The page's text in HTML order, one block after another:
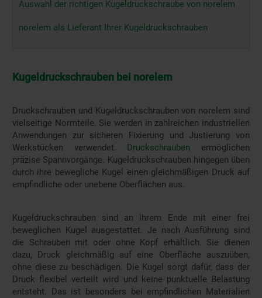
Auswahl der richtigen Kugeldruckschraube von norelem
norelem als Lieferant Ihrer Kugeldruckschrauben
Kugeldruckschrauben bei norelem
Druckschrauben und Kugeldruckschrauben von norelem sind
vielseitige Normteile. Sie werden in zahlreichen industriellen
Anwendungen zur sicheren Fixierung und Justierung von
Werkstücken verwendet. Druckschrauben ermöglichen
präzise Spannvorgänge. Kugeldruckschrauben hingegen üben
durch ihre bewegliche Kugel einen gleichmäßigen Druck auf
empfindliche oder unebene Oberflächen aus.
Kugeldruckschrauben sind an ihrem Ende mit einer frei
beweglichen Kugel ausgestattet. Je nach Ausführung sind
die Schrauben mit oder ohne Kopf erhältlich. Sie dienen
dazu, Druck gleichmäßig auf eine Oberfläche auszuüben,
ohne diese zu beschädigen. Die Kugel sorgt dafür, dass der
Druck flexibel verteilt wird und keine punktuelle Belastung
entsteht. Das ist besonders bei empfindlichen Materialien